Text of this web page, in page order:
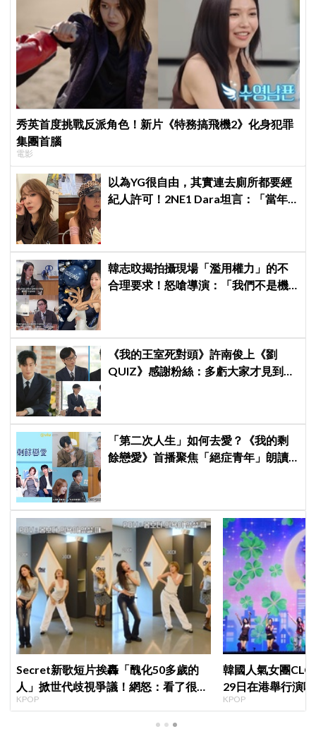
秀英首度挑戰反派角色！新片《特務搞飛機2》化身犯罪
集團首腦
電影
以為YG很自由，其實連去廁所都要經
紀人許可！2NE1 Dara坦言：「當年
韓志旼揭拍攝現場「濫用權力」的不
合理要求！怒嗆導演：「我們不是機
《我的王室死對頭》許南俊上《劉
QUIZ》感謝粉絲：多虧大家才見到劉
「第二次人生」如何去愛？《我的剩
餘戀愛》首播聚焦「絕症青年」朗讀
Secret新歌短片挨轟「醜化50多歲的
人」掀世代歧視爭議！網怒：看了很不
舒服
KPOP
韓國人氣女團CLC
29日在港舉行演
KPOP